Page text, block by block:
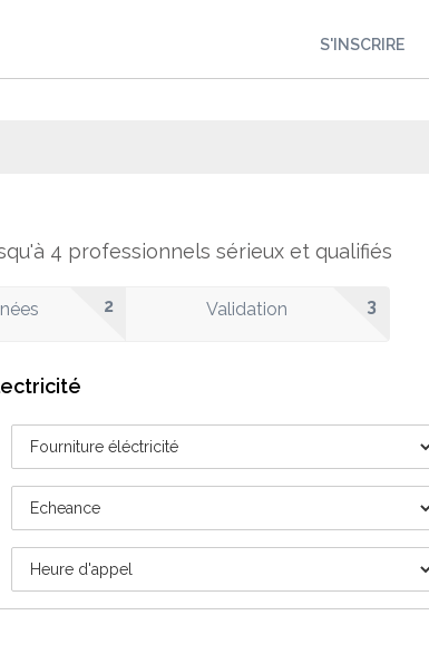
S'INSCRIRE
4 professionnels sérieux et qualifiés
2 Validation 3